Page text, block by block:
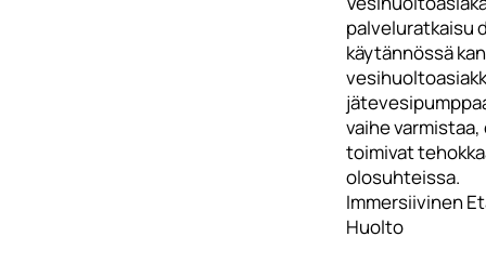
palveluratkaisu
käytännössä
vaihe
toimivat
olosuhteissa.
Immersiivinen
Huolto